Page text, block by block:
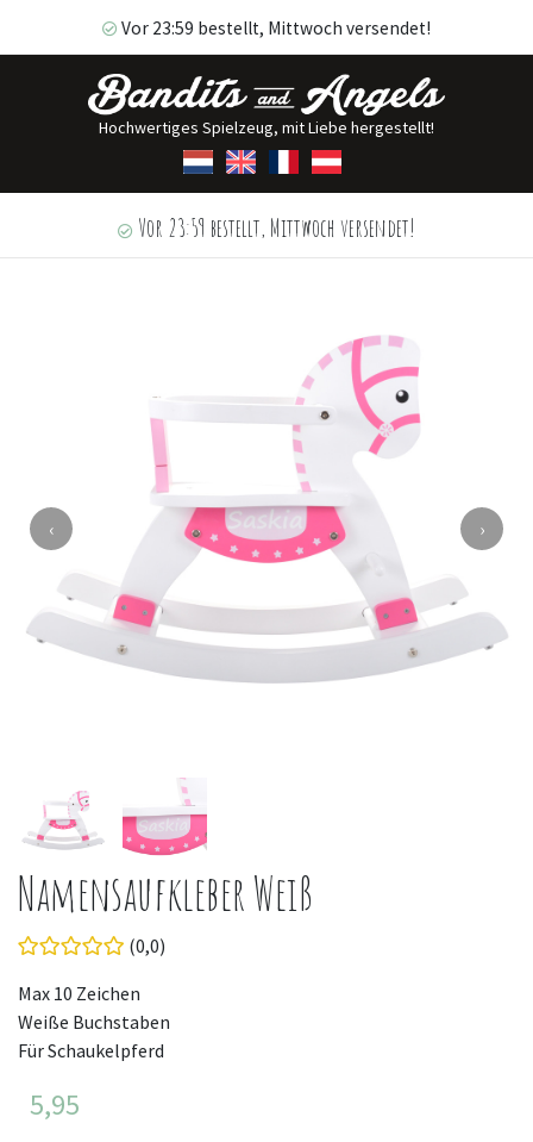
Vor 23:59 bestellt, Mittwoch versendet!
Hochwertiges Spielzeug, mit Liebe hergestellt!
Vor 23:59 bestellt, Mittwoch versendet!
‹ ›
Namensaufkleber Weiß
(0,0)
Max 10 Zeichen
Weiße Buchstaben
Für Schaukelpferd
5,95